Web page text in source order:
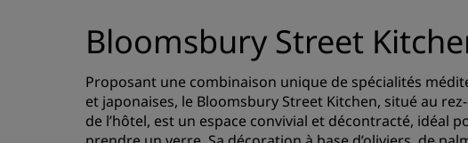
Bloomsbury Street
Proposant une combinaison unique de spécialités
et japonaises, le Bloomsbury Street Kitchen, situé au
de l’hôtel, est un espace convivial et décontracté, idéal